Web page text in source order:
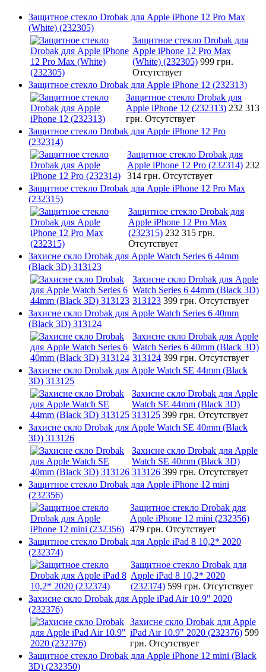
Защитное стекло Drobak для Apple iPhone 12 Pro Max
(White) (232305)
Защитное стекло Drobak для
Apple iPhone 12 Pro Max
(White) (232305) 999 грн.
Отсутствует
Защитное стекло Drobak для Apple iPhone 12 (232313)
Защитное стекло Drobak для
Apple iPhone 12 (232313) 232 313
грн. Отсутствует
Защитное стекло Drobak для Apple iPhone 12 Pro
(232314)
Защитное стекло Drobak для
Apple iPhone 12 Pro (232314) 232
314 грн. Отсутствует
Защитное стекло Drobak для Apple iPhone 12 Pro Max
(232315)
Защитное стекло Drobak для
Apple iPhone 12 Pro Max
(232315) 232 315 грн.
Отсутствует
Захисне скло Drobak для Apple Watch Series 6 44mm
(Black 3D) 313123
Захисне скло Drobak для Apple
Watch Series 6 44mm (Black 3D)
313123 399 грн. Отсутствует
Захисне скло Drobak для Apple Watch Series 6 40mm
(Black 3D) 313124
Захисне скло Drobak для Apple
Watch Series 6 40mm (Black 3D)
313124 399 грн. Отсутствует
Захисне скло Drobak для Apple Watch SE 44mm (Black
3D) 313125
Захисне скло Drobak для Apple
Watch SE 44mm (Black 3D)
313125 399 грн. Отсутствует
Захисне скло Drobak для Apple Watch SE 40mm (Black
3D) 313126
Захисне скло Drobak для Apple
Watch SE 40mm (Black 3D)
313126 399 грн. Отсутствует
Защитное стекло Drobak для Apple iPhone 12 mini
(232356)
Защитное стекло Drobak для
Apple iPhone 12 mini (232356)
479 грн. Отсутствует
Защитное стекло Drobak для Apple iPad 8 10,2* 2020
(232374)
Защитное стекло Drobak для
Apple iPad 8 10,2* 2020
(232374) 599 грн. Отсутствует
Захисне скло Drobak для Apple iPad Air 10.9" 2020
(232376)
Захисне скло Drobak для Apple
iPad Air 10.9" 2020 (232376) 599
грн. Отсутствует
Защитное стекло Drobak для Apple iPhone 12 mini (Black
3D) (232350)